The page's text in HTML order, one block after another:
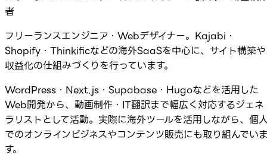
者
フリーランスエンジニア・Webデザイナー。Kajabi・
Shopify・Thinkificなどの海外SaaSを中心に、サイト構築や
収益化の仕組みづくりを行っています。
WordPress・Next.js・Supabase・Hugoなどを活用した
Web開発から、動画制作・IT翻訳まで幅広く対応するジェネ
ラリストとして活動。実際に海外ツールを活用しながら、個
でのオンラインビジネスやコンテンツ販売にも取り組んでい
す。